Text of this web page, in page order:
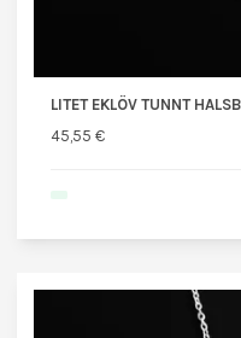
LITET EKLÖV TUNNT
45,55 €